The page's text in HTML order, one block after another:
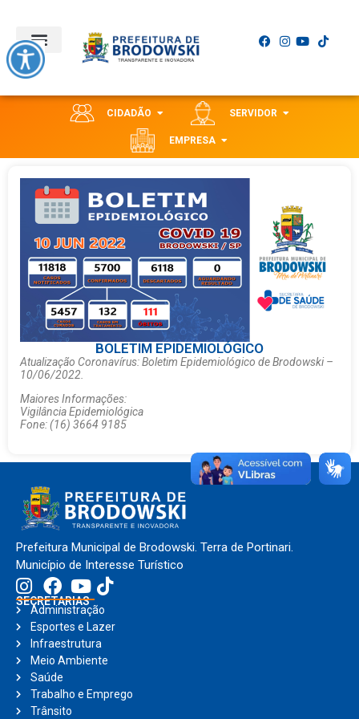
CIDADÃO SERVIDOR
EMPRESA
BOLETIM EPIDEMIOLÓGICO
Atualização Coronavírus: Boletim Epidemiológico de Brodowski –
10/06/2022.
Maiores Informações:
Vigilância Epidemiológica
Fone: (16) 3664 9185
Prefeitura Municipal de Brodowski. Terra de Portinari.
Município de Interesse Turístico
SECRETARIAS
Administração
Esportes e Lazer
Infraestrutura
Meio Ambiente
Saúde
Trabalho e Emprego
Trânsito